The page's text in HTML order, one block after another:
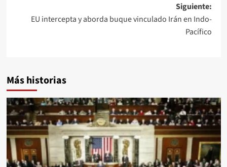
Siguiente:
EU intercepta y aborda buque vinculado Irán en Indo-
Pacífico
Más historias